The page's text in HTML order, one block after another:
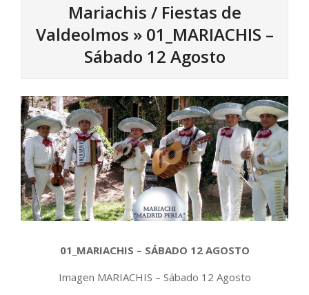
Mariachis / Fiestas de
Valdeolmos » 01_MARIACHIS –
Sábado 12 Agosto
01_MARIACHIS – SÁBADO 12 AGOSTO
Imagen MARIACHIS – Sábado 12 Agosto